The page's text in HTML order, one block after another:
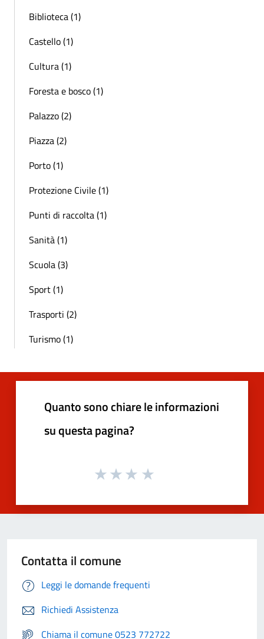
Biblioteca (1)
Castello (1)
Cultura (1)
Foresta e bosco (1)
Palazzo (2)
Piazza (2)
Porto (1)
Protezione Civile (1)
Punti di raccolta (1)
Sanità (1)
Scuola (3)
Sport (1)
Trasporti (2)
Turismo (1)
Quanto sono chiare le informazioni
su questa pagina?
Contatta il comune
Leggi le domande frequenti
Richiedi Assistenza
Chiama il comune 0523 772722